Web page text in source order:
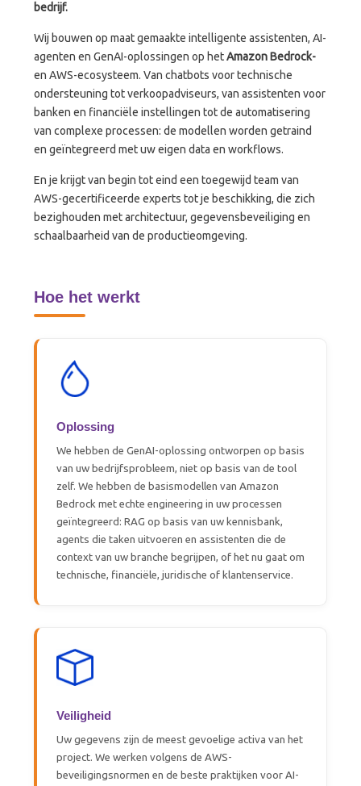
bedrijf.
Wij bouwen op maat gemaakte intelligente assistenten, AI-
agenten en GenAI-oplossingen op hetAmazon Bedrock-
en AWS-ecosysteem. Van chatbots voor technische
ondersteuning tot verkoopadviseurs, van assistenten voor
banken en financiële instellingen tot de automatisering
van complexe processen: de modellen worden getraind
en geïntegreerd met uw eigen data en workflows.
En je krijgt van begin tot eind een toegewijd team van
AWS-gecertificeerde experts tot je beschikking, die zich
bezighouden met architectuur, gegevensbeveiliging en
schaalbaarheid van de productieomgeving.
Hoe het werkt
Oplossing
We hebben de GenAI-oplossing ontworpen op basis
van uw bedrijfsprobleem, niet op basis van de tool
zelf. We hebben de basismodellen van Amazon
Bedrock met echte engineering in uw processen
geïntegreerd: RAG op basis van uw kennisbank,
agents die taken uitvoeren en assistenten die de
context van uw branche begrijpen, of het nu gaat om
technische, financiële, juridische of klantenservice.
Veiligheid
Uw gegevens zijn de meest gevoelige activa van het
project. We werken volgens de AWS-
beveiligingsnormen en de beste praktijken voor AI-